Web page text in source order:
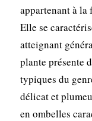
appartenant à
Elle se
atteignant
plante présente
typiques du
délicat et
en ombelles